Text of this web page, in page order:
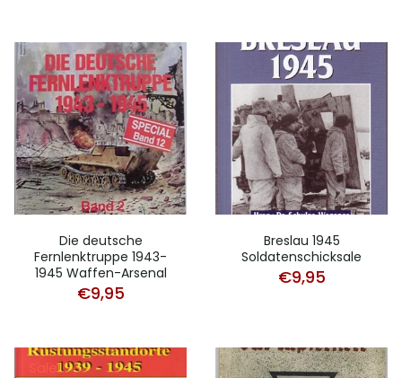
Die deutsche
Fernlenktruppe 1943-
1945 Waffen-Arsenal
€9,95
Breslau 1945
Soldatenschicksale
€9,95
Sale!